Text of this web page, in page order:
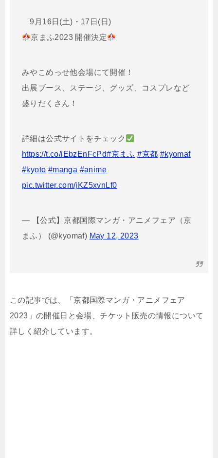
9月16日(土)・17日(日)
京まふ2023 開催決定
みやこめっせ他会場にて開催！
出展ブース、ステージ、グッズ、コスプレなど
盛りだくさん！
詳細は公式サイトをチェック
https://t.co/iEbzEnFcPd#京まふ #京都 #kyomaf
#kyoto #manga #anime
pic.twitter.com/jKZ5xvnLf0
— 【公式】京都国際マンガ・アニメフェア（京
まふ） (@kyomaf) May 12, 2023
この記事では、「京都国際マンガ・アニメフェア
2023」の開催日と会場、チケット販売の情報について
詳しく紹介しています。